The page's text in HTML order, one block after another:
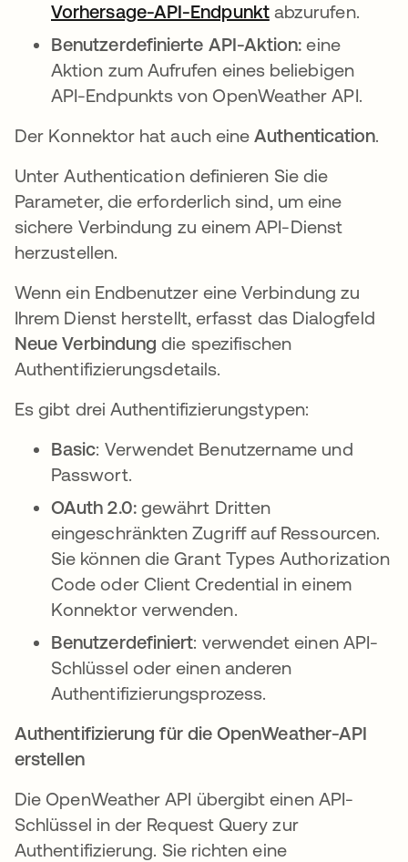
Vorhersage-API-Endpunktwird in einer
abzurufen.
Benutzerdefinierte API-Aktion: eine
Aktion zum Aufrufen eines beliebigen
API-Endpunkts von OpenWeather API.
Der Konnektor hat auch eineAuthentication.
Unter Authentication definieren Sie die
Parameter, die erforderlich sind, um eine
sichere Verbindung zu einem API-Dienst
herzustellen.
Wenn ein Endbenutzer eine Verbindung zu
Ihrem Dienst herstellt, erfasst das Dialogfeld
Neue Verbindung die spezifischen
Authentifizierungsdetails.
Es gibt drei Authentifizierungstypen:
Basic: Verwendet Benutzername und
Passwort.
OAuth 2.0: gewährt Dritten
eingeschränkten Zugriff auf Ressourcen.
Sie können die Grant Types Authorization
Code oder Client Credential in einem
Konnektor verwenden.
Benutzerdefiniert: verwendet einen API-
Schlüssel oder einen anderen
Authentifizierungsprozess.
Authentifizierung für die OpenWeather-API
erstellen
Die OpenWeather API übergibt einen API-
Schlüssel in der Request Query zur
Authentifizierung. Sie richten eine